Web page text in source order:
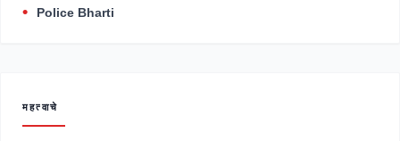
Police Bharti
महत्वाचे